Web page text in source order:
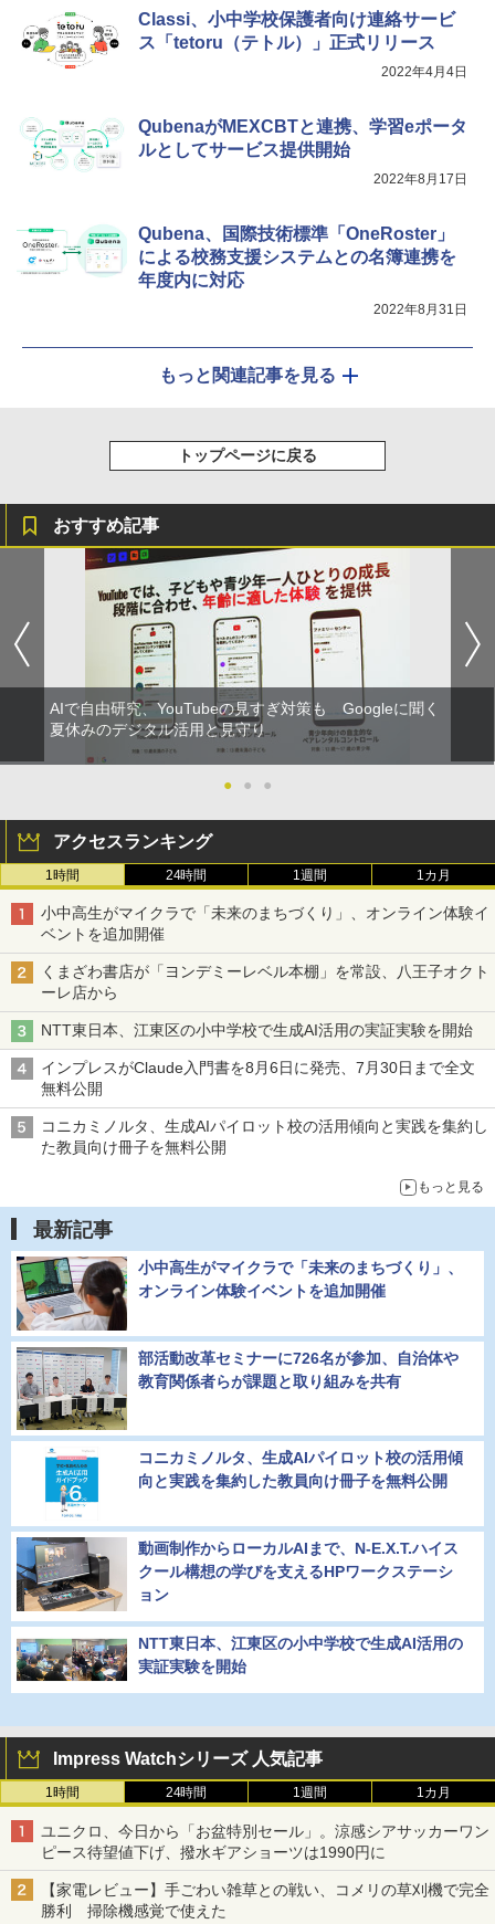
ンツが1年間使い放題
￥26,980
￥4,746
Classi、小中学校保護者向け連絡サービ
ス「tetoru（テトル）」正式リリース
2022年4月4日
QubenaがMEXCBTと連携、学習eポータ
ルとしてサービス提供開始
2022年8月17日
Qubena、国際技術標準「OneRoster」
による校務支援システムとの名簿連携を
年度内に対応
2022年8月31日
もっと関連記事を見る
トップページに戻る
おすすめ記事
AIで自由研究、YouTubeの見すぎ対策も Googleに聞く
夏休みのデジタル活用と見守り
● ● ●
アクセスランキング
1時間 24時間 1週間 1カ月
小中高生がマイクラで「未来のまちづくり」、オンライン体験イ
ベントを追加開催
くまざわ書店が「ヨンデミーレベル本棚」を常設、八王子オクト
ーレ店から
NTT東日本、江東区の小中学校で生成AI活用の実証実験を開始
インプレスがClaude入門書を8月6日に発売、7月30日まで全文
無料公開
コニカミノルタ、生成AIパイロット校の活用傾向と実践を集約し
た教員向け冊子を無料公開
もっと見る
最新記事
小中高生がマイクラで「未来のまちづくり」、
オンライン体験イベントを追加開催
部活動改革セミナーに726名が参加、自治体や
教育関係者らが課題と取り組みを共有
コニカミノルタ、生成AIパイロット校の活用傾
向と実践を集約した教員向け冊子を無料公開
動画制作からローカルAIまで、N-E.X.T.ハイス
クール構想の学びを支えるHPワークステーシ
ョン
NTT東日本、江東区の小中学校で生成AI活用の
実証実験を開始
Impress Watchシリーズ 人気記事
1時間 24時間 1週間 1カ月
ユニクロ、今日から「お盆特別セール」。涼感シアサッカーワン
ピース待望値下げ、撥水ギアショーツは1990円に
【家電レビュー】手ごわい雑草との戦い、コメリの草刈機で完全
勝利 掃除機感覚で使えた